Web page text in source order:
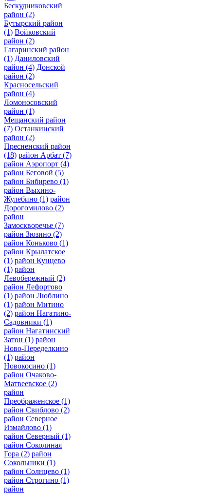
Бескудниковский
район (2)
Бутырский район
(1) Войковский
район (2)
Гагаринский район
(1) Даниловский
район (4) Донской
район (2)
Красносельский
район (4)
Ломоносовский
район (1)
Мещанский район
(7) Останкинский
район (2)
Пресненский район
(18) район Арбат (7)
район Аэропорт (4)
район Беговой (5)
район Бибирево (1)
район Выхино-
Жулебино (1) район
Дорогомилово (2)
район
Замоскворечье (7)
район Зюзино (2)
район Коньково (1)
район Крылатское
(1) район Кунцево
(1) район
Левобережный (2)
район Лефортово
(1) район Люблино
(1) район Митино
(2) район Нагатино-
Садовники (1)
район Нагатинский
Затон (1) район
Ново-Переделкино
(1) район
Новокосино (1)
район Очаково-
Матвеевское (2)
район
Преображенское (1)
район Свиблово (2)
район Северное
Измайлово (1)
район Северный (1)
район Соколиная
Гора (2) район
Сокольники (1)
район Солнцево (1)
район Строгино (1)
район